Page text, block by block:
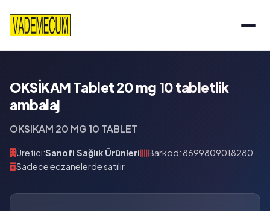
OKSİKAM Tablet 20 mg 10 tabletlik
ambalaj
OKSIKAM 20 MG 10 TABLET
Üretici:Sanofi Sağlık Ürünleri
Barkod: 8699809018280
Sadece eczanelerde satılır